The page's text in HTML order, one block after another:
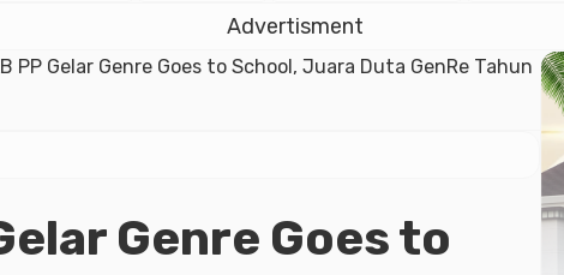
Advertisment
PP Gelar Genre Goes to School, Juara Duta GenRe Tahun
Genre Goes to